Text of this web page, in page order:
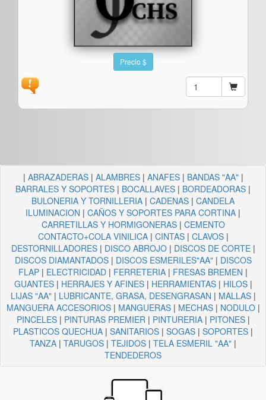
Precio $
| ABRAZADERAS| ALAMBRES| ANAFES| BANDAS "AA"|
BARRALES Y SOPORTES | BOCALLAVES | BORDEADORAS |
BULONERIA Y TORNILLERIA | CADENAS | CANDELA
ILUMINACION | CAÑOS Y SOPORTES PARA CORTINA |
CARRETILLAS Y HORMIGONERAS| CEMENTO
CONTACTO+COLA VINILICA| CINTAS| CLAVOS|
DESTORNILLADORES| DISCO ABROJO| DISCOS DE CORTE|
DISCOS DIAMANTADOS| DISCOS ESMERILES"AA"| DISCOS
FLAP | ELECTRICIDAD | FERRETERIA | FRESAS BREMEN |
GUANTES| HERRAJES Y AFINES| HERRAMIENTAS| HILOS|
LIJAS "AA"| LUBRICANTE, GRASA, DESENGRASAN | MALLAS|
MANGUERA ACCESORIOS| MANGUERAS| MECHAS| NODULO|
PINCELES| PINTURAS PREMIER | PINTURERIA| PITONES|
PLASTICOS QUECHUA | SANITARIOS | SOGAS | SOPORTES |
TANZA | TARUGOS | TEJIDOS | TELA ESMERIL "AA" |
TENDEDEROS